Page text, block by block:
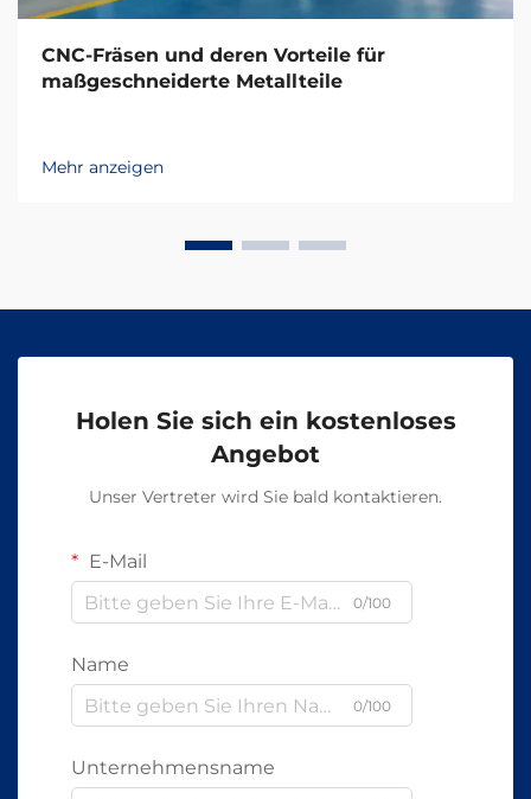
CNC-Fräsen und deren Vorteile für
maßgeschneiderte Metallteile
Mehr anzeigen
Holen Sie sich ein kostenloses
Angebot
Unser Vertreter wird Sie bald kontaktieren.
E-Mail
0/100
Name
0/100
Unternehmensname